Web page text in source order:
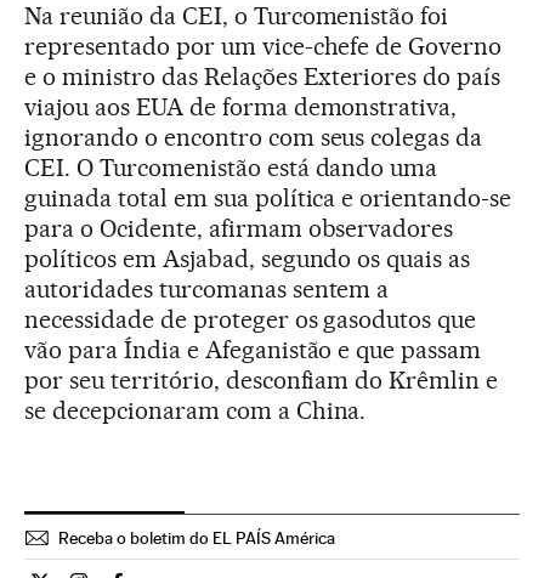
Na reunião da CEI, o Turcomenistão foi
representado por um vice-chefe de Governo
e o ministro das Relações Exteriores do país
viajou aos EUA de forma demonstrativa,
ignorando o encontro com seus colegas da
CEI. O Turcomenistão está dando uma
guinada total em sua política e orientando-se
para o Ocidente, afirmam observadores
políticos em Asjabad, segundo os quais as
autoridades turcomanas sentem a
necessidade de proteger os gasodutos que
vão para Índia e Afeganistão e que passam
por seu território, desconfiam do Krêmlin e
se decepcionaram com a China.
Receba o boletim do EL PAÍS América